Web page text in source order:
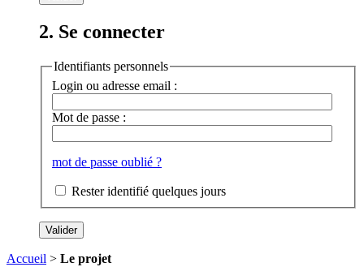
2. Se connecter
Identifiants personnels
Login ou adresse email :
Mot de passe :
mot de passe oublié ?
Rester identifié quelques jours
Accueil > Le projet